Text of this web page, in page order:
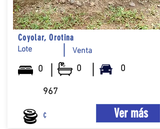
Coyolar, Orotina
Lote
Venta
0 0 0
967
¢ Ver más